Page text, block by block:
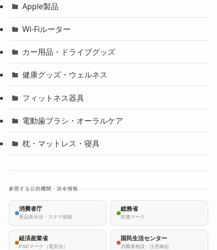
Apple製品
Wi-Fiルーター
カー用品・ドライブグッズ
健康グッズ・ウェルネス
フィットネス器具
電動歯ブラシ・オーラルケア
枕・マットレス・寝具
参照する公的機関・法令情報
消費者庁
景品表示法・ステマ規制
総務省
技適マーク
経済産業省
PSEマーク（電安法）
国民生活センター
消費者相談・注意喚起